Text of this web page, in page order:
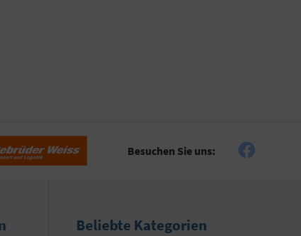
Besuchen Sie uns:
Beliebte Kategorien